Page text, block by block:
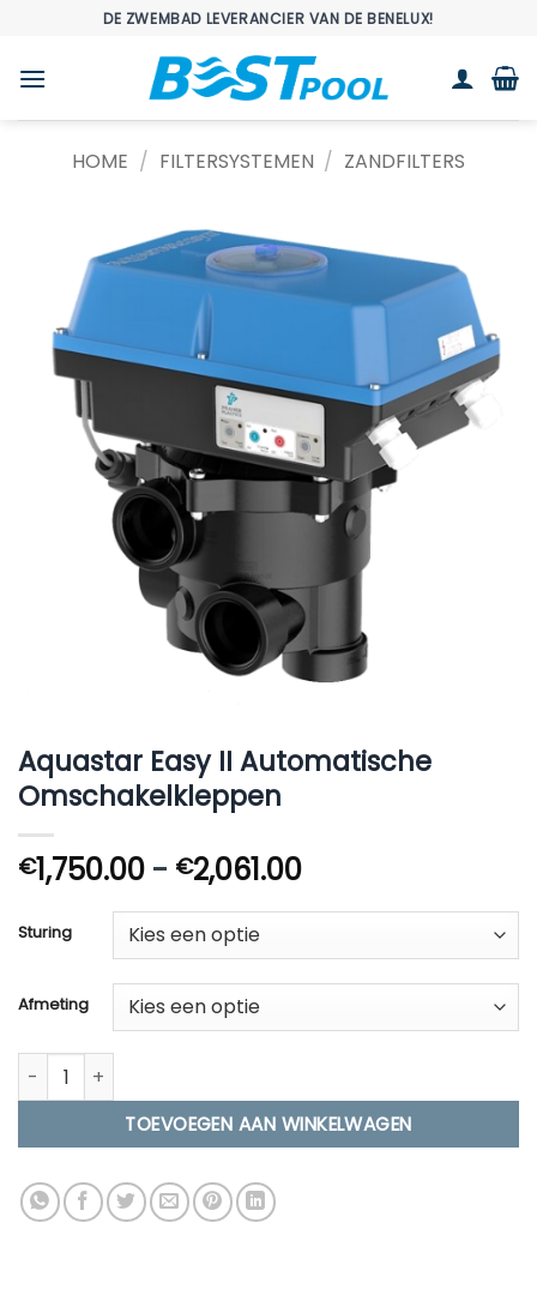
inhoud
DE ZWEMBAD LEVERANCIER VAN DE BENELUX!
HOME / FILTERSYSTEMEN / ZANDFILTERS
Aquastar Easy II Automatische
Omschakelkleppen
€1,750.00 - €2,061.00Prijsklasse:
€2,061.00
Sturing
Afmeting
Aquastar Easy II Automatische Omschakelkleppen aantal
TOEVOEGEN AAN WINKELWAGEN